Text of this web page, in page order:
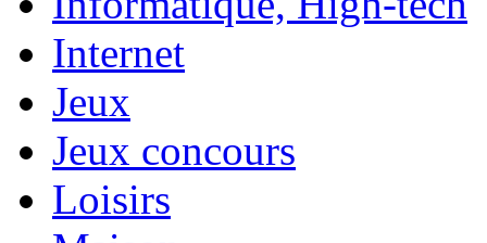
Internet
Jeux
Jeux concours
Loisirs